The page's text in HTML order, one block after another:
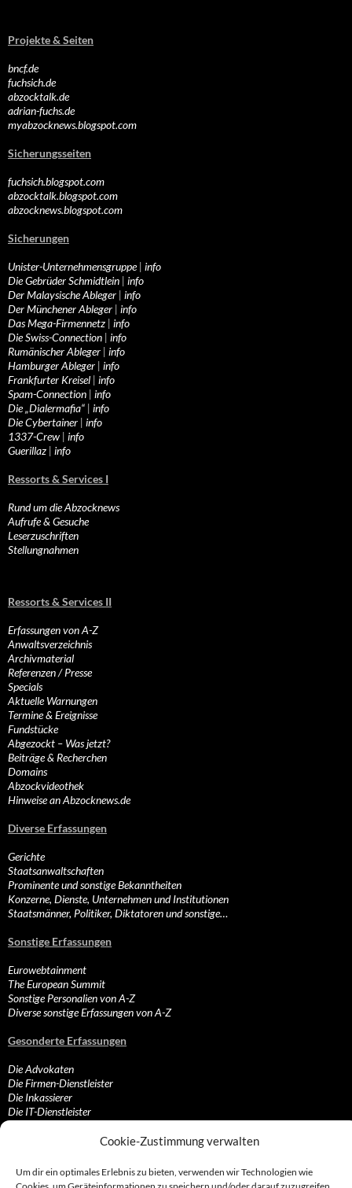
Cookie-Zustimmung verwalten
Um dir ein optimales Erlebnis zu bieten, verwenden wir Technologien wie
Projekte & Seiten
bncf.de
fuchsich.de
abzocktalk.de
adrian-fuchs.de
myabzocknews.blogspot.com
Sicherungsseiten
fuchsich.blogspot.com
abzocktalk.blogspot.com
abzocknews.blogspot.com
Sicherungen
Unister-Unternehmensgruppe| info
Die Gebrüder Schmidtlein | info
Der Malaysische Ableger | info
Der Münchener Ableger | info
Das Mega-Firmennetz | info
Die Swiss-Connection | info
Rumänischer Ableger | info
Hamburger Ableger | info
Frankfurter Kreisel | info
Spam-Connection | info
Die „Dialermafia“ | info
Die Cybertainer | info
1337-Crew | info
Guerillaz | info
Ressorts & Services I
Rund um die Abzocknews
Aufrufe & Gesuche
Leserzuschriften
Stellungnahmen
Ressorts & Services II
Erfassungen von A-Z
Anwaltsverzeichnis
Archivmaterial
Referenzen / Presse
Specials
Aktuelle Warnungen
Termine & Ereignisse
Fundstücke
Abgezockt – Was jetzt?
Beiträge & Recherchen
Domains
Abzockvideothek
Hinweise an Abzocknews.de
Diverse Erfassungen
Gerichte
Staatsanwaltschaften
Prominente und sonstige Bekanntheiten
Konzerne, Dienste, Unternehmen und Institutionen
Staatsmänner, Politiker, Diktatoren und sonstige…
Sonstige Erfassungen
Eurowebtainment
The European Summit
Sonstige Personalien von A-Z
Diverse sonstige Erfassungen von A-Z
Gesonderte Erfassungen
Die Advokaten
Die Firmen-Dienstleister
Die Inkassierer
Die IT-Dienstleister
Die Sonstigen
Die Zahlungsabwickler